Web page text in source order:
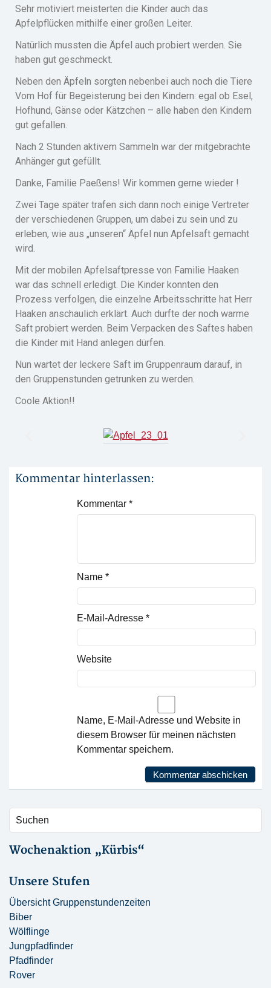
Sehr motiviert meisterten die Kinder auch das
Apfelpflücken mithilfe einer großen Leiter.
Natürlich mussten die Äpfel auch probiert werden. Sie
haben gut geschmeckt.
Neben den Äpfeln sorgten nebenbei auch noch die Tiere
Vom Hof für Begeisterung bei den Kindern: egal ob Esel,
Hofhund, Gänse oder Kätzchen – alle haben den Kindern
gut gefallen.
Nach 2 Stunden aktivem Sammeln war der mitgebrachte
Anhänger gut gefüllt.
Danke, Familie Paeßens! Wir kommen gerne wieder !
Zwei Tage später trafen sich dann noch einige Vertreter
der verschiedenen Gruppen, um dabei zu sein und zu
erleben, wie aus „unseren“ Äpfel nun Apfelsaft gemacht
wird.
Mit der mobilen Apfelsaftpresse von Familie Haaken
war das schnell erledigt. Die Kinder konnten den
Prozess verfolgen, die einzelne Arbeitsschritte hat Herr
Haaken anschaulich erklärt. Auch durfte der noch warme
Saft probiert werden. Beim Verpacken des Saftes haben
die Kinder mit Hand anlegen dürfen.
Nun wartet der leckere Saft im Gruppenraum darauf, in
den Gruppenstunden getrunken zu werden.
Coole Aktion!!
Kommentar hinterlassen:
Kommentar *
Name *
E-Mail-Adresse *
Website
Name, E-Mail-Adresse und Website in
diesem Browser für meinen nächsten
Kommentar speichern.
Wochenaktion „Kürbis“
Unsere Stufen
Übersicht Gruppenstundenzeiten
Biber
Wölflinge
Jungpfadfinder
Pfadfinder
Rover